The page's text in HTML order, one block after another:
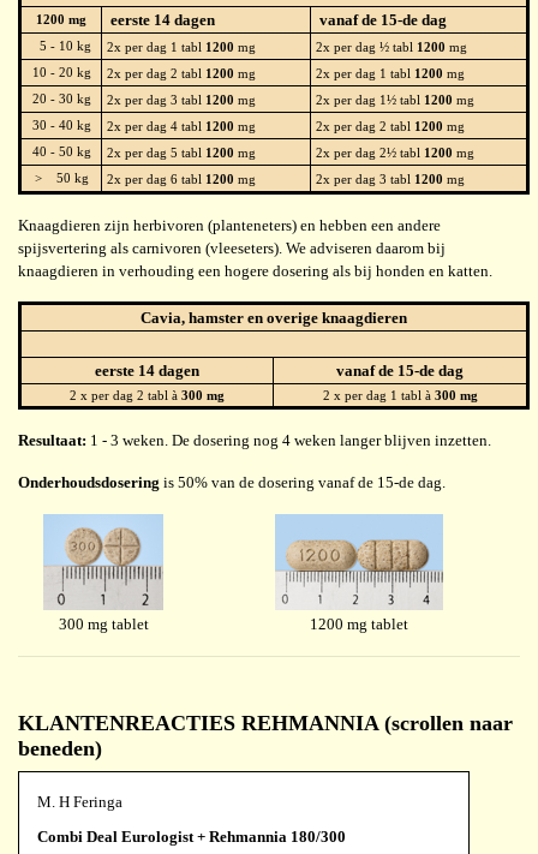
1200 mg eerste 14 dagen vanaf de 15-de dag
5 - 10 kg 2x per dag 1 tabl 1200 mg 2x per dag ½ tabl 1200 mg
10 - 20 kg
2x per dag 2 tabl 1200 mg 2x per dag 1 tabl 1200 mg
20 - 30 kg
2x per dag 3 tabl 1200 mg 2x per dag 1½ tabl 1200 mg
30 - 40 kg
2x per dag 4 tabl 1200 mg 2x per dag 2 tabl 1200 mg
40 - 50 kg
2x per dag 5 tabl 1200 mg 2x per dag 2½ tabl 1200 mg
> 50 kg
2x per dag 6 tabl 1200 mg 2x per dag 3 tabl 1200 mg
Knaagdieren zijn herbivoren (planteneters) en hebben een andere
spijsvertering als carnivoren (vleeseters). We adviseren daarom bij
knaagdieren in verhouding een hogere dosering als bij honden en katten.
Cavia, hamster en overige knaagdieren
eerste 14 dagen vanaf de 15-de dag
2 x per dag 2 tabl à 300 mg 2 x per dag 1 tabl à 300 mg
Resultaat: 1 - 3 weken. De dosering nog 4 weken langer blijven inzetten.
Onderhoudsdosering is 50% van de dosering vanaf de 15-de dag.
300 mg tablet 1200 mg tablet
KLANTENREACTIES REHMANNIA (scrollen naar
beneden)
M. H Feringa
Combi Deal Eurologist + Rehmannia 180/300